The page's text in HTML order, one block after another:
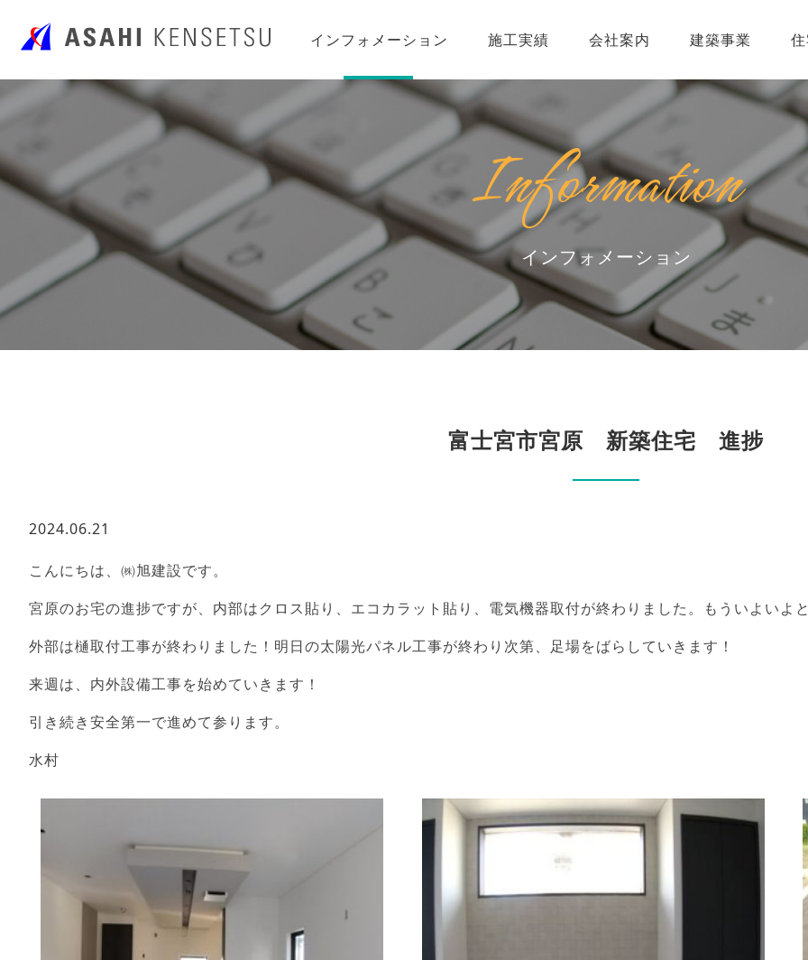
インフォメーション 施工実績 会社案内 建築事業
Information
インフォメーション
富士宮市宮原 新築住宅 進捗
2024.06.21
こんにちは、㈱旭建設です。
宮原のお宅の進捗ですが、内部はクロス貼り、エコカラット貼り、電気機器取付が終わりました。もういよいよ
外部は樋取付工事が終わりました！明日の太陽光パネル工事が終わり次第、足場をばらしていきます！
来週は、内外設備工事を始めていきます！
引き続き安全第一で進めて参ります。
水村